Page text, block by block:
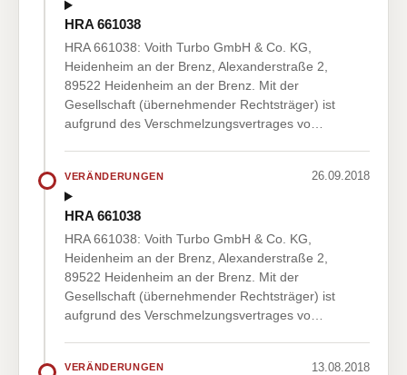
HRA 661038
HRA 661038: Voith Turbo GmbH & Co. KG,
Heidenheim an der Brenz, Alexanderstraße 2,
89522 Heidenheim an der Brenz. Mit der
Gesellschaft (übernehmender Rechtsträger) ist
aufgrund des Verschmelzungsvertrages vo…
VERÄNDERUNGEN 26.09.2018
HRA 661038
HRA 661038: Voith Turbo GmbH & Co. KG,
Heidenheim an der Brenz, Alexanderstraße 2,
89522 Heidenheim an der Brenz. Mit der
Gesellschaft (übernehmender Rechtsträger) ist
aufgrund des Verschmelzungsvertrages vo…
VERÄNDERUNGEN 13.08.2018